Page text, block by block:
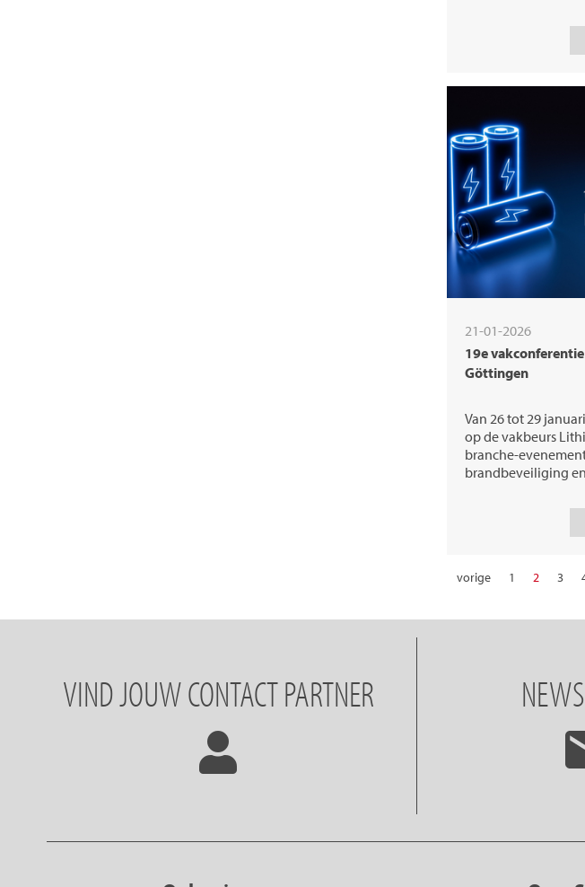
21-01-2026
19e
Göttingen
Van 26 tot 29
op de vakbeurs
branche-
brandbeveiliging
vorige 1 2 3
VIND JOUW CONTACT PARTNER